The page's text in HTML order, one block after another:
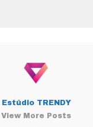
Estúdio TRENDY
View More Posts